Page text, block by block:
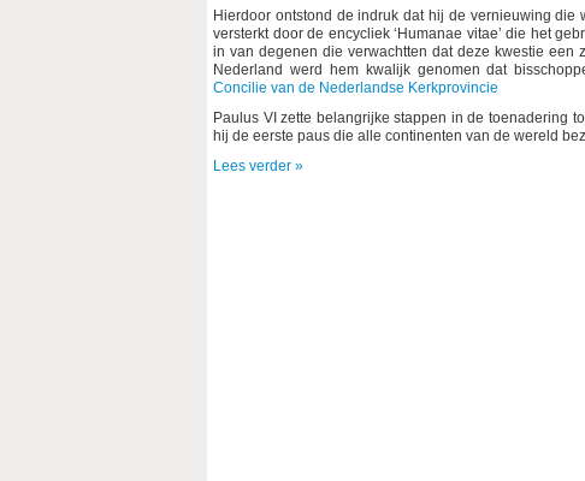
Hierdoor ontstond de indruk dat hij de vernieuwing
versterkt door de encycliek ‘Humanae vitae’ die het
in van degenen die verwachtten dat deze kwestie
Nederland werd hem kwalijk genomen dat
Concilie van de Nederlandse Kerkprovincie
Paulus VI zette belangrijke stappen in de toenadering
hij de eerste paus die alle continenten van de wereld
Lees verder »